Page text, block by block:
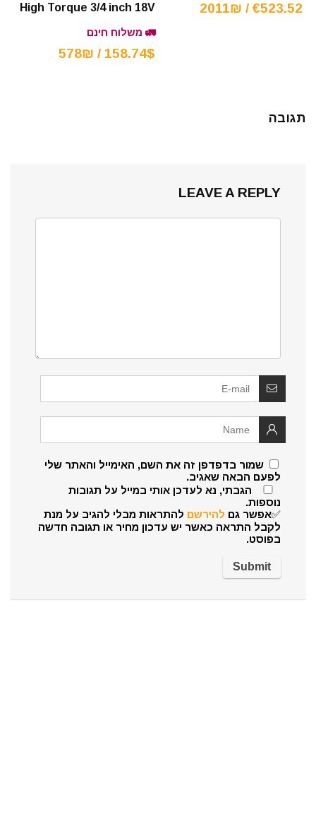
€523.52 / 2011₪
High Torque 3/4 inch 18V
🚛 משלוח חינם
158.74$ / 578₪
תגובה
LEAVE A REPLY
שמור בדפדפן זה את השם, האימייל והאתר שלי
לפעם הבאה שאגיב.
הגבתי, נא לעדכן אותי במייל על תגובות
נוספות.
✅אפשר גם להירשם להתראות מבלי להגיב על מנת
לקבל התראה כאשר יש עדכון מחיר או תגובה חדשה
בפוסט.